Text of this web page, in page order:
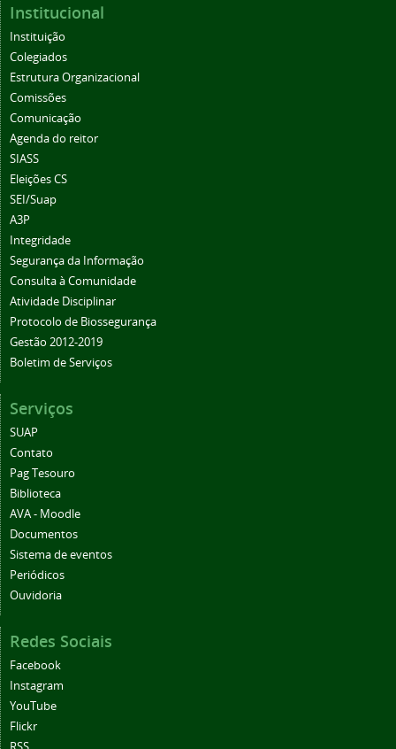
Instituição
Colegiados
Estrutura Organizacional
Comissões
Comunicação
Agenda do reitor
SIASS
Eleições CS
SEI/Suap
A3P
Integridade
Segurança da Informação
Consulta à Comunidade
Atividade Disciplinar
Protocolo de Biossegurança
Gestão 2012-2019
Boletim de Serviços
SUAP
Contato
Pag Tesouro
Biblioteca
AVA - Moodle
Documentos
Sistema de eventos
Periódicos
Ouvidoria
Facebook
Instagram
YouTube
Flickr
RSS